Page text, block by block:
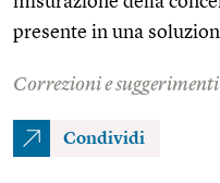
presente in una
Correzioni e suggerimenti
Condividi